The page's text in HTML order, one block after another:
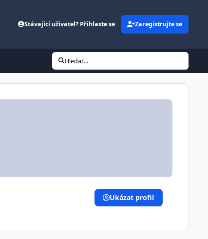
Stávající uživatel? Přihlaste se Zaregistrujte se
Hledat...
Ukázat profil